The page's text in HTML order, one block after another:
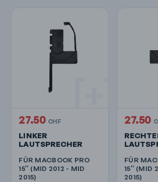
LINKER
LAUTSPRECHER
FÜR MACBOOK PRO
15″ (MID 2012 - MID
2015)
27.50 CHF
FÜR
15″ (MID
2015)
27.50